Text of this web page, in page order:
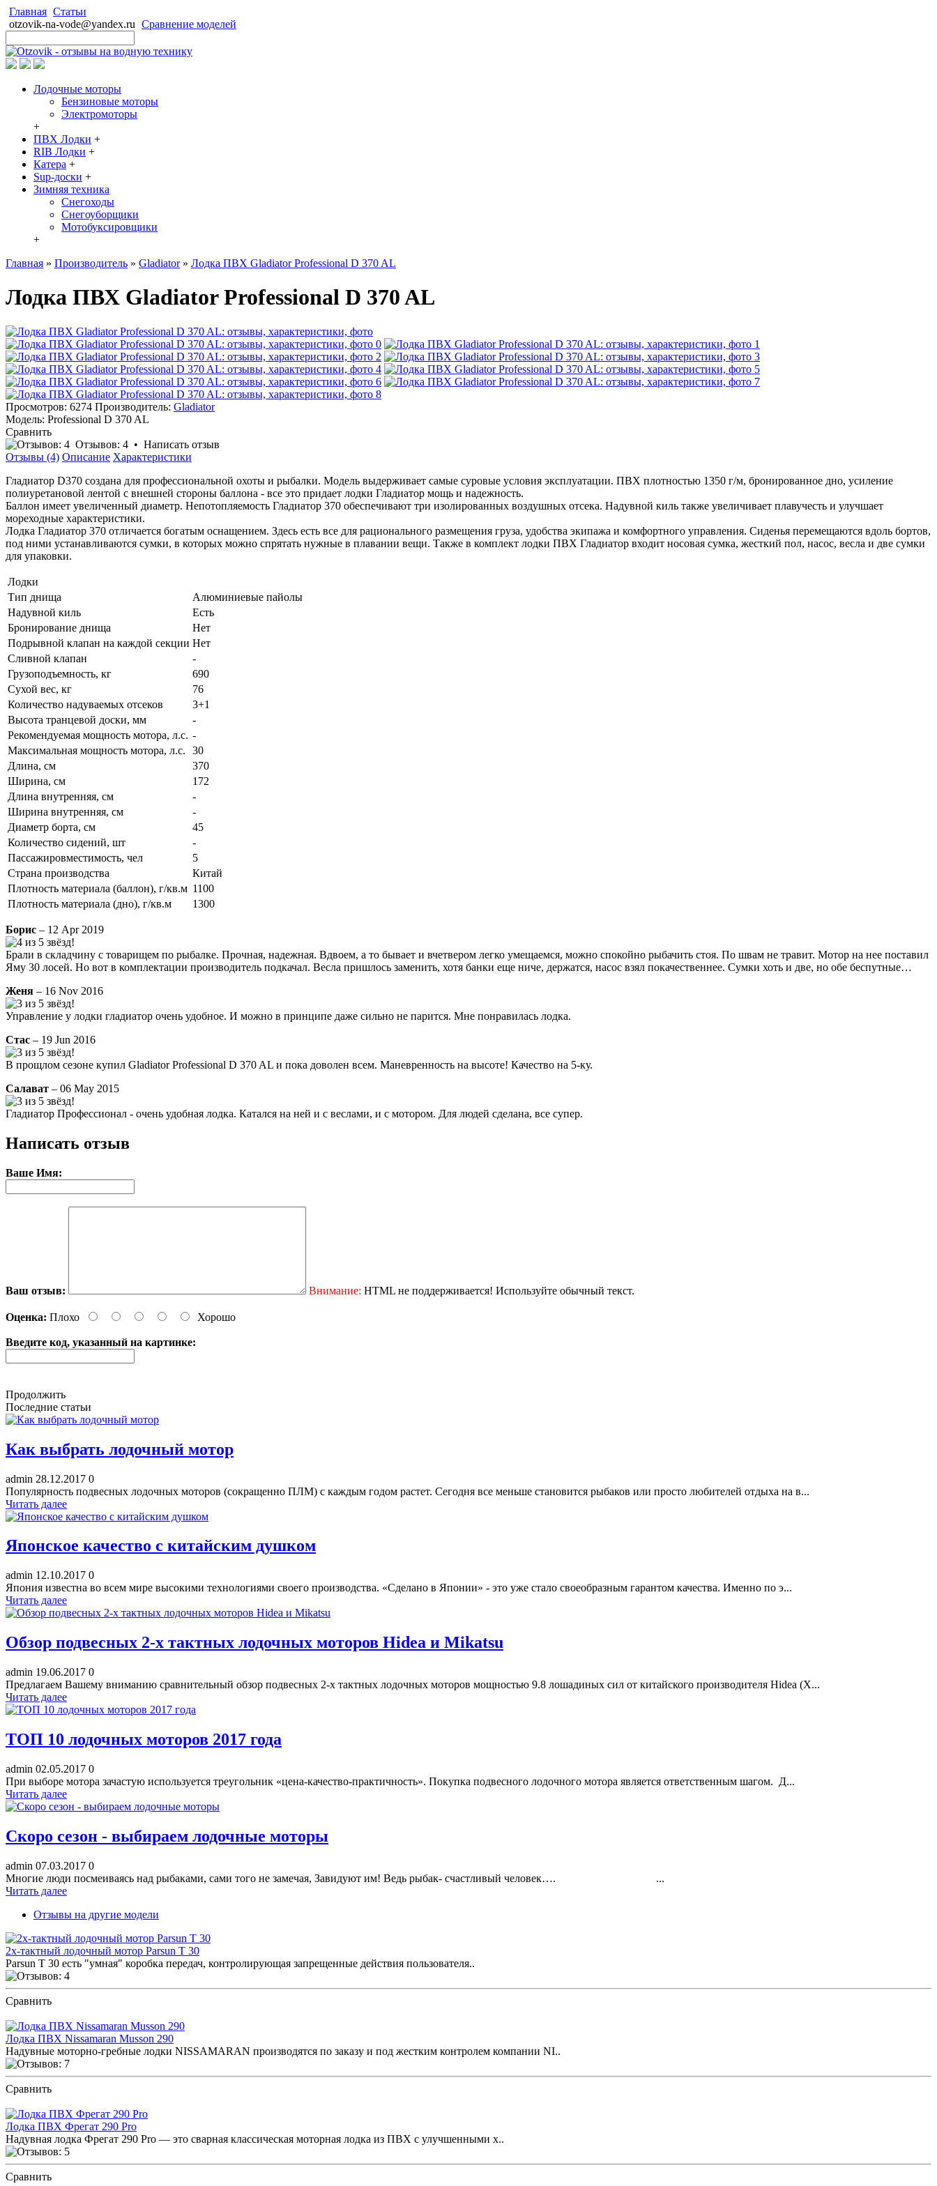
Главная Статьи
otzovik-na-vode@yandex.ru Сравнение моделей
Лодочные моторы
Бензиновые моторы
Электромоторы
+
ПВХ Лодки +
RIB Лодки +
Катера +
Sup-доски +
Зимняя техника
Снегоходы
Cнегоуборщики
Мотобуксировщики
+
Главная » Производитель » Gladiator » Лодка ПВХ Gladiator Professional D 370 AL
Лодка ПВХ Gladiator Professional D 370 AL
Просмотров: 6274 Производитель: Gladiator
Модель: Professional D 370 AL
Сравнить
Отзывов: 4 • Написать отзыв
Отзывы (4) Описание Характеристики
Гладиатор D370 создана для профессиональной охоты и рыбалки. Модель выдерживает самые суровые условия эксплуатации. ПВХ плотностью 1350 г/м, бронированное дно, усиление
полиуретановой лентой с внешней стороны баллона - все это придает лодки Гладиатор мощь и надежность.
Баллон имеет увеличенный диаметр. Непотопляемость Гладиатор 370 обеспечивают три изолированных воздушных отсека. Надувной киль также увеличивает плавучесть и улучшает
мореходные характеристики.
Лодка Гладиатор 370 отличается богатым оснащением. Здесь есть все для рационального размещения груза, удобства экипажа и комфортного управления. Сиденья перемещаются вдоль бортов,
под ними устанавливаются сумки, в которых можно спрятать нужные в плавании вещи. Также в комплект лодки ПВХ Гладиатор входит носовая сумка, жесткий пол, насос, весла и две сумки
для упаковки.
Лодки
Тип днища
Алюминиевые пайолы
Надувной киль
Есть
Бронирование днища
Нет
Подрывной клапан на каждой секции Нет
Сливной клапан
-
Грузоподъемность, кг
690
Сухой вес, кг
76
Количество надуваемых отсеков
3+1
Высота транцевой доски, мм
-
Рекомендуемая мощность мотора, л.с. -
Максимальная мощность мотора, л.с.
30
Длина, см
370
Ширина, см
172
Длина внутренняя, см
-
Ширина внутренняя, см
-
Диаметр борта, см
45
Количество сидений, шт
-
Пассажировместимость, чел
5
Страна производства
Китай
Плотность материала (баллон), г/кв.м 1100
Плотность материала (дно), г/кв.м
1300
Борис – 12 Apr 2019
Брали в складчину с товарищем по рыбалке. Прочная, надежная. Вдвоем, а то бывает и вчетвером легко умещаемся, можно спокойно рыбачить стоя. По швам не травит. Мотор на нее поставил
Яму 30 лосей. Но вот в комплектации производитель подкачал. Весла пришлось заменить, хотя банки еще ниче, держатся, насос взял покачественнее. Сумки хоть и две, но обе беспутные…
Женя – 16 Nov 2016
Управление у лодки гладиатор очень удобное. И можно в принципе даже сильно не парится. Мне понравилась лодка.
Стас – 19 Jun 2016
В прощлом сезоне купил Gladiator Professional D 370 AL и пока доволен всем. Маневренность на высоте! Качество на 5-ку.
Салават – 06 May 2015
Гладиатор Профессионал - очень удобная лодка. Катался на ней и с веслами, и с мотором. Для людей сделана, все супер.
Написать отзыв
Ваше Имя:
Ваш отзыв: Внимание: HTML не поддерживается! Используйте обычный текст.
Оценка: Плохо Хорошо
Введите код, указанный на картинке:
Продолжить
Последние статьи
Как выбрать лодочный мотор
admin 28.12.2017 0
Популярность подвесных лодочных моторов (сокращенно ПЛМ) с каждым годом растет. Сегодня все меньше становится рыбаков или просто любителей отдыха на в...
Читать далее
Японское качество с китайским душком
admin 12.10.2017 0
Япония известна во всем мире высокими технологиями своего производства. «Сделано в Японии» - это уже стало своеобразным гарантом качества. Именно по э...
Читать далее
Обзор подвесных 2-х тактных лодочных моторов Hidea и Mikatsu
admin 19.06.2017 0
Предлагаем Вашему вниманию сравнительный обзор подвесных 2-х тактных лодочных моторов мощностью 9.8 лошадиных сил от китайского производителя Hidea (Х...
Читать далее
ТОП 10 лодочных моторов 2017 года
admin 02.05.2017 0
При выборе мотора зачастую используется треугольник «цена-качество-практичность». Покупка подвесного лодочного мотора является ответственным шагом. Д...
Читать далее
Скоро сезон - выбираем лодочные моторы
admin 07.03.2017 0
Многие люди посмеиваясь над рыбаками, сами того не замечая, Завидуют им! Ведь рыбак- счастливый человек…. ...
Читать далее
Отзывы на другие модели
2х-тактный лодочный мотор Parsun T 30
Parsun T 30 есть "умная" коробка передач, контролирующая запрещенные действия пользователя..
Сравнить
Лодка ПВХ Nissamaran Musson 290
Надувные моторно-гребные лодки NISSAMARAN производятся по заказу и под жестким контролем компании NI..
Сравнить
Лодка ПВХ Фрегат 290 Prо
Надувная лодка Фрегат 290 Pro — это сварная классическая моторная лодка из ПВХ с улучшенными х..
Сравнить